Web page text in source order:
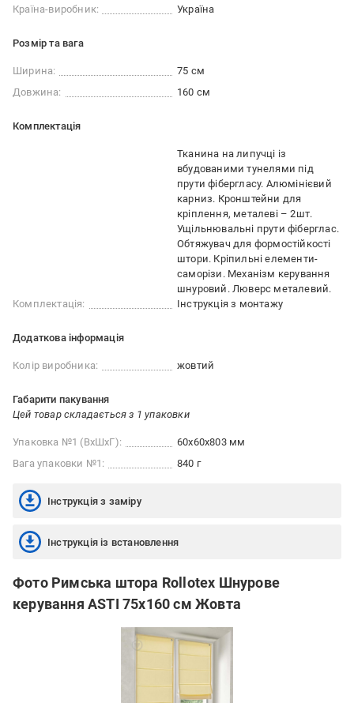
Країна-виробник:
Україна
Розмір та вага
Ширина:
75 см
Довжина:
160 см
Комплектація
Комплектація:
Тканина на липучці із
вбудованими тунелями під
прути фібергласу. Алюмінієвий
карниз. Кронштейни для
кріплення, металеві – 2шт.
Ущільнювальні прути фіберглас.
Обтяжувач для формостійкості
штори. Кріпильні елементи-
саморізи. Механізм керування
шнуровий. Люверс металевий.
Інструкція з монтажу
Додаткова інформація
Колір виробника: жовтий
Габарити пакування
Цей товар складається з 1 упаковки
Упаковка №1 (ВхШхГ):
60x60x803 мм
Вага упаковки №1:
840 г
Інструкція з заміру
Інструкція із встановлення
Фото Римська штора Rollotex Шнурове
керування ASTI 75x160 см Жовта